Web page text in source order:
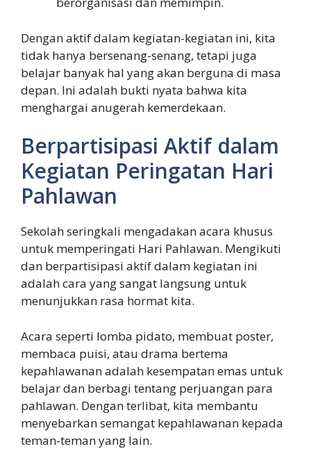
Dengan aktif dalam kegiatan-kegiatan ini, kita
tidak hanya bersenang-senang, tetapi juga
belajar banyak hal yang akan berguna di masa
depan. Ini adalah bukti nyata bahwa kita
menghargai anugerah kemerdekaan.
Berpartisipasi Aktif dalam
Kegiatan Peringatan Hari
Pahlawan
Sekolah seringkali mengadakan acara khusus
untuk memperingati Hari Pahlawan. Mengikuti
dan berpartisipasi aktif dalam kegiatan ini
adalah cara yang sangat langsung untuk
menunjukkan rasa hormat kita.
Acara seperti lomba pidato, membuat poster,
membaca puisi, atau drama bertema
kepahlawanan adalah kesempatan emas untuk
belajar dan berbagi tentang perjuangan para
pahlawan. Dengan terlibat, kita membantu
menyebarkan semangat kepahlawanan kepada
teman-teman yang lain.